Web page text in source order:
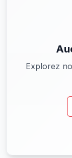
Explorez